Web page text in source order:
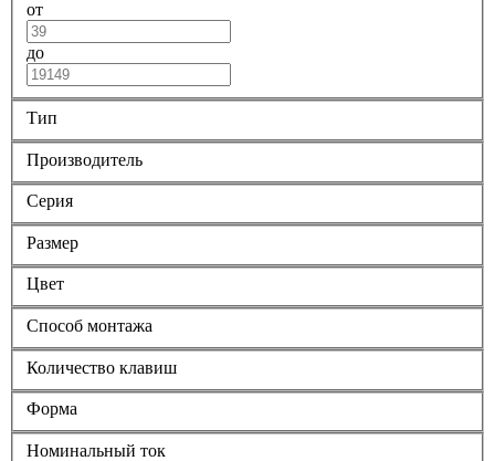
от
до
Тип
Производитель
Серия
Размер
Цвет
Способ монтажа
Количество клавиш
Форма
Номинальный ток